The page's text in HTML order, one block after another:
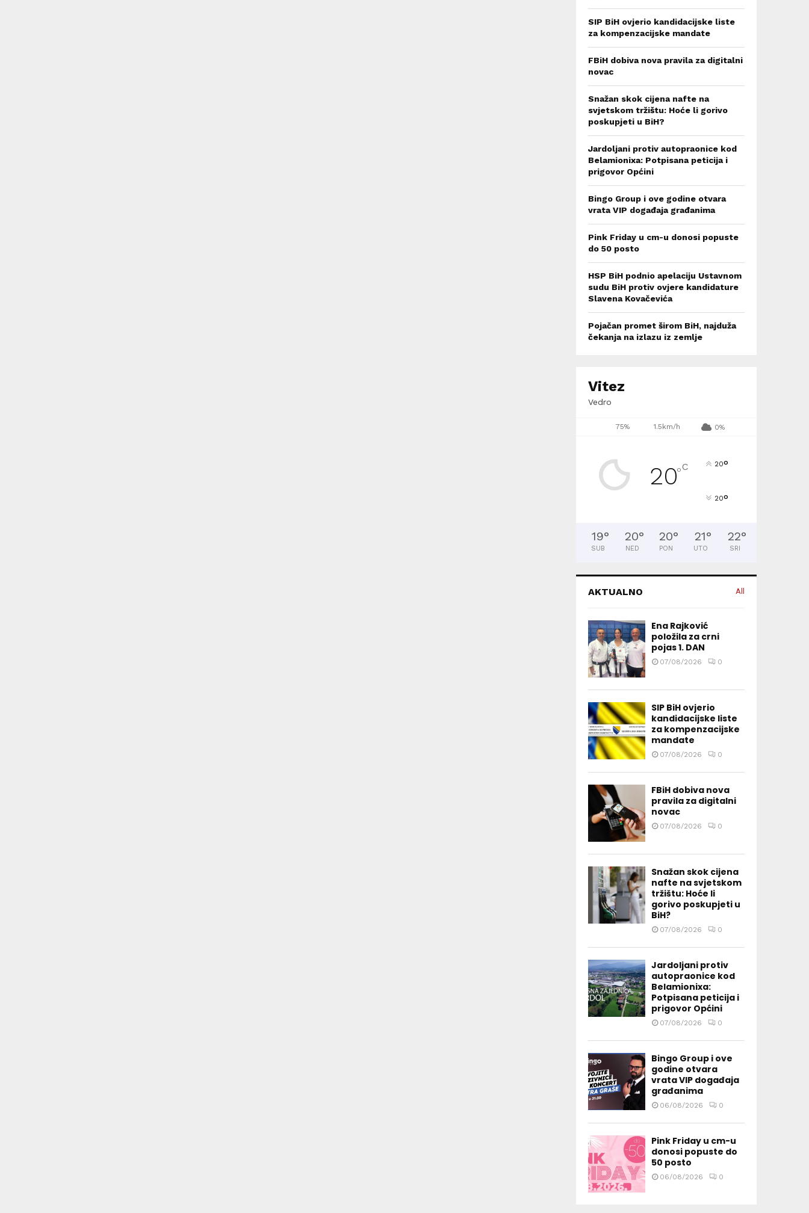
SIP BiH ovjerio kandidacijske liste
za kompenzacijske mandate
FBiH dobiva nova pravila za digitalni
novac
Snažan skok cijena nafte na
svjetskom tržištu: Hoće li gorivo
poskupjeti u BiH?
Jardoljani protiv autopraonice kod
Belamionixa: Potpisana peticija i
prigovor Općini
Bingo Group i ove godine otvara
vrata VIP događaja građanima
Pink Friday u cm-u donosi popuste
do 50 posto
HSP BiH podnio apelaciju Ustavnom
sudu BiH protiv ovjere kandidature
Slavena Kovačevića
Pojačan promet širom BiH, najduža
čekanja na izlazu iz zemlje
Vitez
Vedro
75% 1.5km/h 0%
20°C 20°
20°
19°
SUB
20°
NED
20°
PON
21°
UTO
22°
SRI
AKTUALNO All
Ena Rajković
položila za crni
pojas 1. DAN
07/08/2026 0
SIP BiH ovjerio
kandidacijske liste
za kompenzacijske
mandate
07/08/2026 0
FBiH dobiva nova
pravila za digitalni
novac
07/08/2026 0
Snažan skok cijena
nafte na svjetskom
tržištu: Hoće li
gorivo poskupjeti u
BiH?
07/08/2026 0
Jardoljani protiv
autopraonice kod
Belamionixa:
Potpisana peticija i
prigovor Općini
07/08/2026 0
Bingo Group i ove
godine otvara
vrata VIP događaja
građanima
06/08/2026 0
Pink Friday u cm-u
donosi popuste do
50 posto
06/08/2026 0